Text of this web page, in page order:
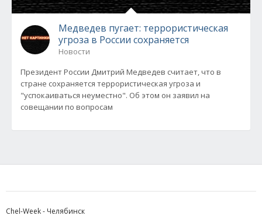
Медведев пугает: террористическая
угроза в России сохраняется
Новости
Президент России Дмитрий Медведев считает, что в
стране сохраняется террористическая угроза и
"успокаиваться неуместно". Об этом он заявил на
совещании по вопросам
Chel-Week - Челябинск